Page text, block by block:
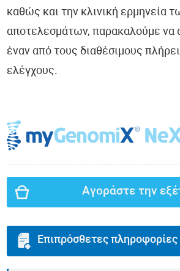
καθώς και την κλινική ερμηνεία
αποτελεσμάτων, παρακαλούμε να
έναν από τους διαθέσιμους
ελέγχους.
Αγοράστε την
Επιπρόσθετες πληροφορίες